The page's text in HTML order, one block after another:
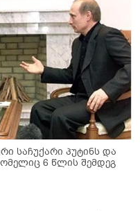
საჩუქარი პუტინს და
6 წლის შემდეგ